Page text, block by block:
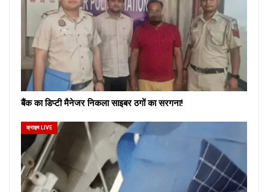
बैंक का डिप्टी मैनेजर निकला साइबर ठगों का सरगना!
क्राइम LIVE